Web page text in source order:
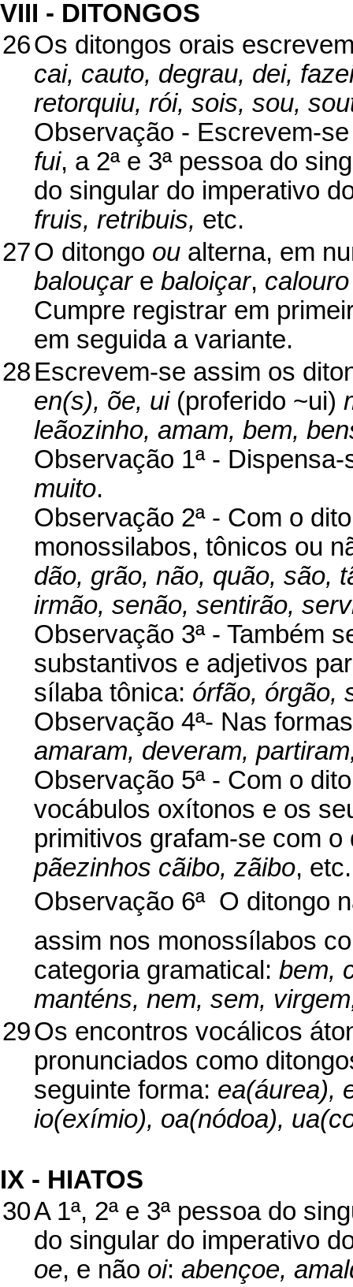
VIII - DITONGOS
26Os ditongos orais
cai, cauto, degrau, dei,
retorquiu, rói, sois, sou,
Observação - Escrevem-
fui, a 2ª e 3ª pessoa do
do singular do imperativo
fruis, retribuis, etc.
27O ditongo ou alterna, em
balouçare baloiçar, calouro
Cumpre registrar em
em seguida a variante.
28Escrevem-se assim os
en(s), õe, ui(proferido ~ui)
leãozinho, amam, bem,
Observação 1ª -
muito.
Observação 2ª - Com o
monossilabos, tônicos ou
dão, grão, não, quão, são,
irmão, senão, sentirão,
Observação 3ª - Também
substantivos e adjetivos
sílaba tônica: órfão, órgão,
Observação 4ª- Nas
amaram, deveram,
Observação 5ª - Com o
vocábulos oxítonos e os
primitivos grafam-se com
pãezinhos cãibo, zãibo, etc.
Observação 6ª  O ditongo
assim nos monossílabos
categoria gramatical: bem,
manténs, nem, sem,
29Os encontros vocálicos
pronunciados como
seguinte forma: ea(áurea),
io(exímio), oa(nódoa),
IX - HIATOS
30A 1ª, 2ª e 3ª pessoa do
do singular do imperativo
oe, e não oi: abençoe,